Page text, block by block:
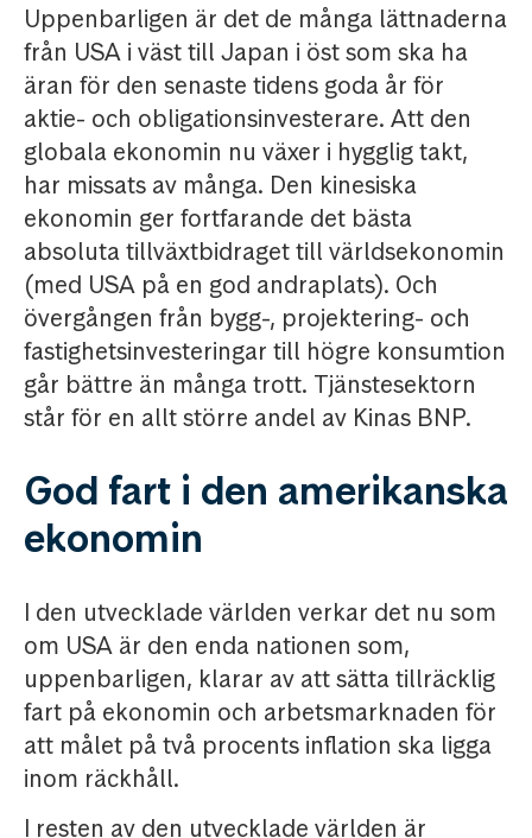
Uppenbarligen är det de många lättnaderna
från USA i väst till Japan i öst som ska ha
äran för den senaste tidens goda år för
aktie- och obligationsinvesterare. Att den
globala ekonomin nu växer i hygglig takt,
har missats av många. Den kinesiska
ekonomin ger fortfarande det bästa
absoluta tillväxtbidraget till världsekonomin
(med USA på en god andraplats). Och
övergången från bygg-, projektering- och
fastighetsinvesteringar till högre konsumtion
går bättre än många trott. Tjänstesektorn
står för en allt större andel av Kinas BNP.
God fart i den amerikanska
ekonomin
I den utvecklade världen verkar det nu som
om USA är den enda nationen som,
uppenbarligen, klarar av att sätta tillräcklig
fart på ekonomin och arbetsmarknaden för
att målet på två procents inflation ska ligga
inom räckhåll.
I resten av den utvecklade världen är